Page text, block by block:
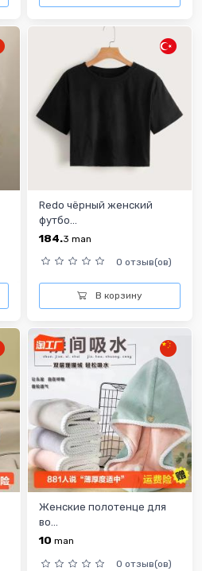
Redo чёрный женский
футбо...
184.3 man
0 отзыв(ов)
В корзину
Женские полотенце для
во...
10 man
0 отзыв(ов)